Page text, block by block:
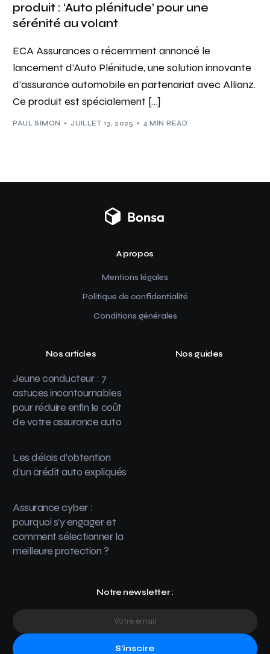
produit : ‘Auto plénitude’ pour une
sérénité au volant
ECA Assurances a récemment annoncé le
lancement d’Auto Plénitude, une solution innovante
d’assurance automobile en partenariat avec Allianz.
Ce produit est spécialement […]
PAUL SIMON JUILLET 13, 2025 4 MIN READ
A propos
Mentions légales
Politique de confidentialité
Conditions générales
Nos articles
Jeune conducteur : 7
astuces incontournables
pour réduire enfin le coût
de votre assurance auto
Les délais d’obtention
d’un crédit auto expliqués
Assurance cyber :
pourquoi s’y engager et
comment sélectionner la
meilleure protection ?
Nos guides
Notre newsletter :
S'inscire